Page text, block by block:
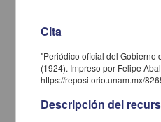
Periódico oficial del Gobierno del
Tamaulipas
1924-12-20
Cita
"Periódico oficial del Gobierno
(1924). Impreso por Felipe
https://repositorio.unam.mx/
Descripción del